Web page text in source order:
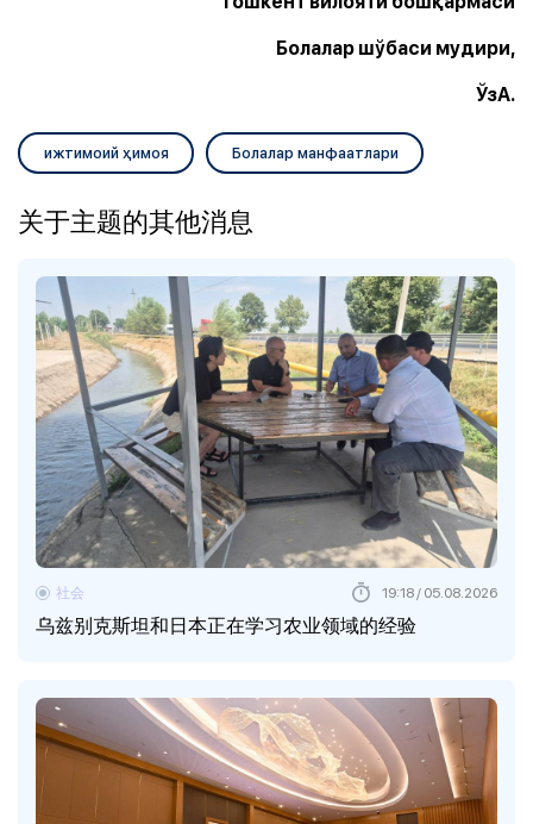
Болалар шўбаси мудири,
ЎзА.
ижтимоий ҳимоя Болалар манфаатлари
关于主题的其他消息
乌兹别克斯坦和日本正在学习农业领域的经验
社会 19:18 / 05.08.2026